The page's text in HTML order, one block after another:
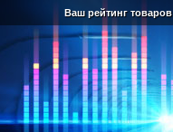
Ваш рейтинг товаров